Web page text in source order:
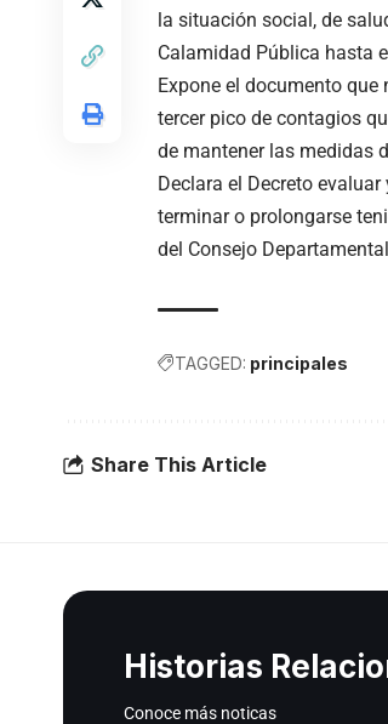
la situación social, de
Calamidad Pública hasta
Expone el documento
tercer pico de contagios
de mantener las medidas
Declara el Decreto
terminar o prolongarse
del Consejo
TAGGED: principales
Share This Article
Historias
Conoce más noticas